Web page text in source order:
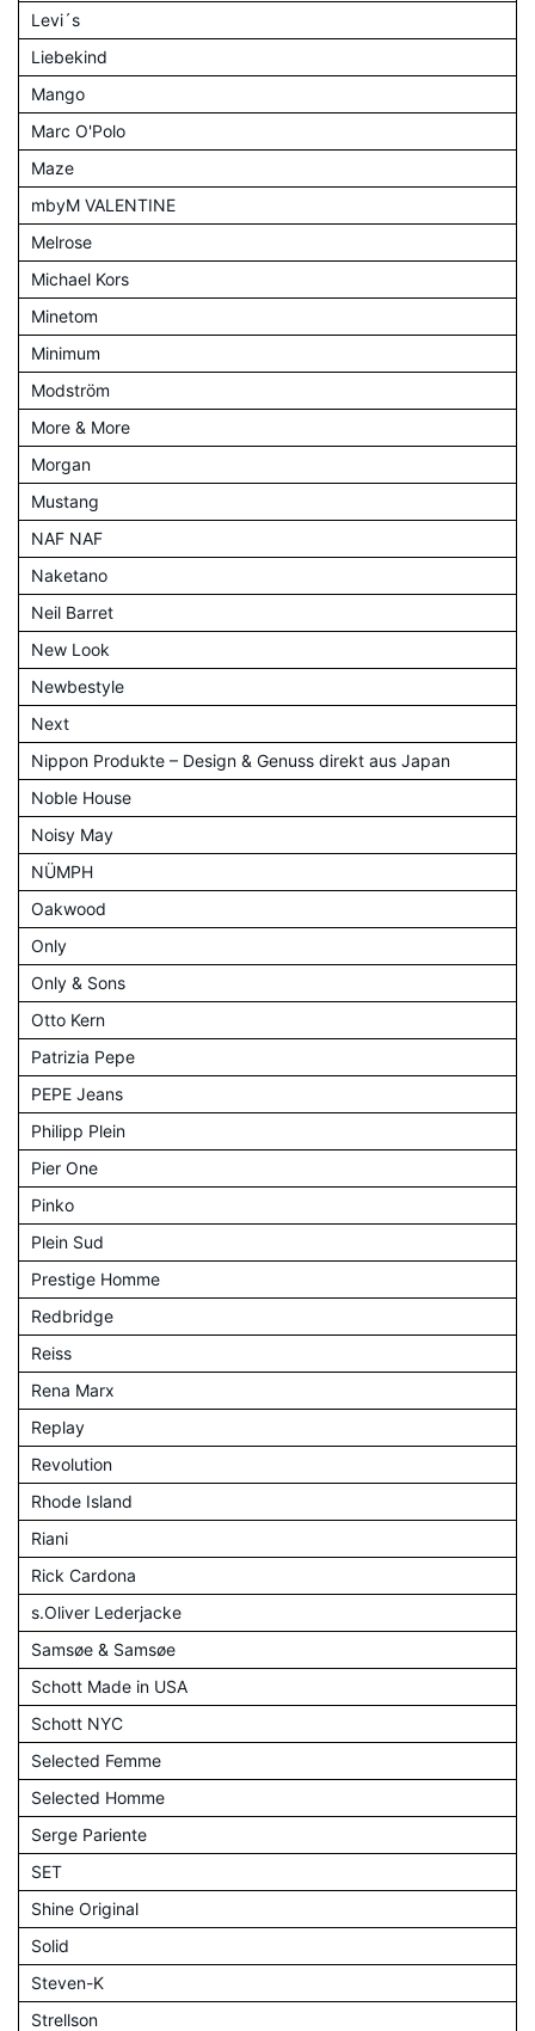
Levi´s
Liebekind
Mango
Marc O'Polo
Maze
mbyM VALENTINE
Melrose
Michael Kors
Minetom
Minimum
Modström
More & More
Morgan
Mustang
NAF NAF
Naketano
Neil Barret
New Look
Newbestyle
Next
Nippon Produkte – Design & Genuss direkt aus Japan
Noble House
Noisy May
NÜMPH
Oakwood
Only
Only & Sons
Otto Kern
Patrizia Pepe
PEPE Jeans
Philipp Plein
Pier One
Pinko
Plein Sud
Prestige Homme
Redbridge
Reiss
Rena Marx
Replay
Revolution
Rhode Island
Riani
Rick Cardona
s.Oliver Lederjacke
Samsøe & Samsøe
Schott Made in USA
Schott NYC
Selected Femme
Selected Homme
Serge Pariente
SET
Shine Original
Solid
Steven-K
Strellson